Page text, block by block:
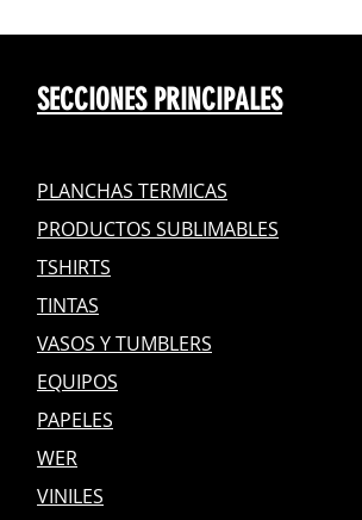
SECCIONES PRINCIPALES
PLANCHAS TERMICAS
PRODUCTOS SUBLIMABLES
TSHIRTS
TINTAS
VASOS Y TUMBLERS
EQUIPOS
PAPELES
WER
VINILES